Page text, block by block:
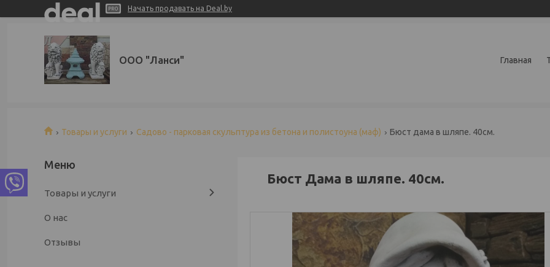
Начать продавать на Deal.by
ООО "Ланси" Главная
Товары и услуги Садово - парковая скульптура из бетона и полистоуна (маф) Бюст дама в шляпе. 40см.
Бюст Дама в шляпе. 40см.
Товары и услуги
О нас
Отзывы